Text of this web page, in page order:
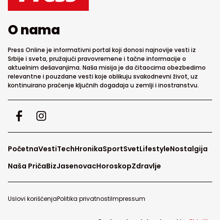
O nama
Press Online je informativni portal koji donosi najnovije vesti iz
Srbije i sveta, pružajući pravovremene i tačne informacije o
aktuelnim dešavanjima. Naša misija je da čitaocima obezbedimo
relevantne i pouzdane vesti koje oblikuju svakodnevni život, uz
kontinuirano praćenje ključnih događaja u zemlji i inostranstvu.
PočetnaVestiTechHronikaSportSvetLifestyleNostalgija
Naša PričaBizJasenovacHoroskopZdravlje
Uslovi korišćenjaPolitika privatnostiImpressum